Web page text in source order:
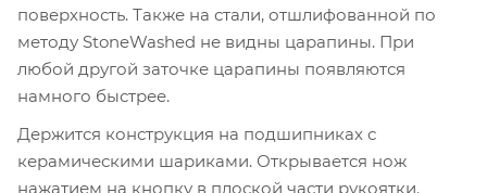
поверхность. Также на стали, отшлифованной по
методу StoneWashed не видны царапины. При
любой другой заточке царапины появляются
намного быстрее.
Держится конструкция на подшипниках с
керамическими шариками. Открывается нож
нажатием на кнопку в плоской части рукоятки.